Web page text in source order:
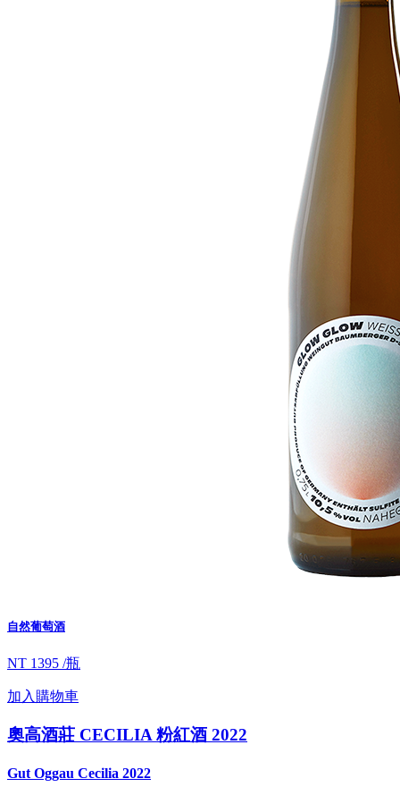
自然葡萄酒
NT 1395 /瓶
加入購物車
奧高酒莊 CECILIA 粉紅酒 2022
Gut Oggau Cecilia 2022